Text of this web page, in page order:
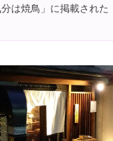
は焼鳥」に掲載された